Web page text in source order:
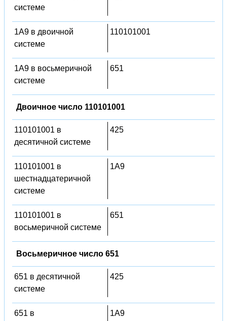
системе
1A9 в двоичной
системе
110101001
1A9 в восьмеричной
системе
651
Двоичное число 110101001
110101001 в
десятичной системе
425
110101001 в
шестнадцатеричной
системе
1A9
110101001 в
восьмеричной системе
651
Восьмеричное число 651
651 в десятичной
системе
425
651 в
1A9